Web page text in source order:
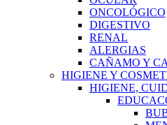
ONCOLÓGICO
DIGESTIVO
RENAL
ALERGIAS
CAÑAMO Y
HIGIENE Y
HIGIENE,